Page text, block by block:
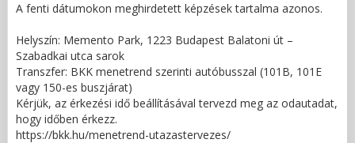
A fenti dátumokon meghirdetett képzések tartalma azonos.
Helyszín: Memento Park, 1223 Budapest Balatoni út –
Szabadkai utca sarok
Transzfer: BKK menetrend szerinti autóbusszal (101B, 101E
vagy 150-es buszjárat)
Kérjük, az érkezési idő beállításával tervezd meg az odautadat,
hogy időben érkezz.
https://bkk.hu/menetrend-utazastervezes/